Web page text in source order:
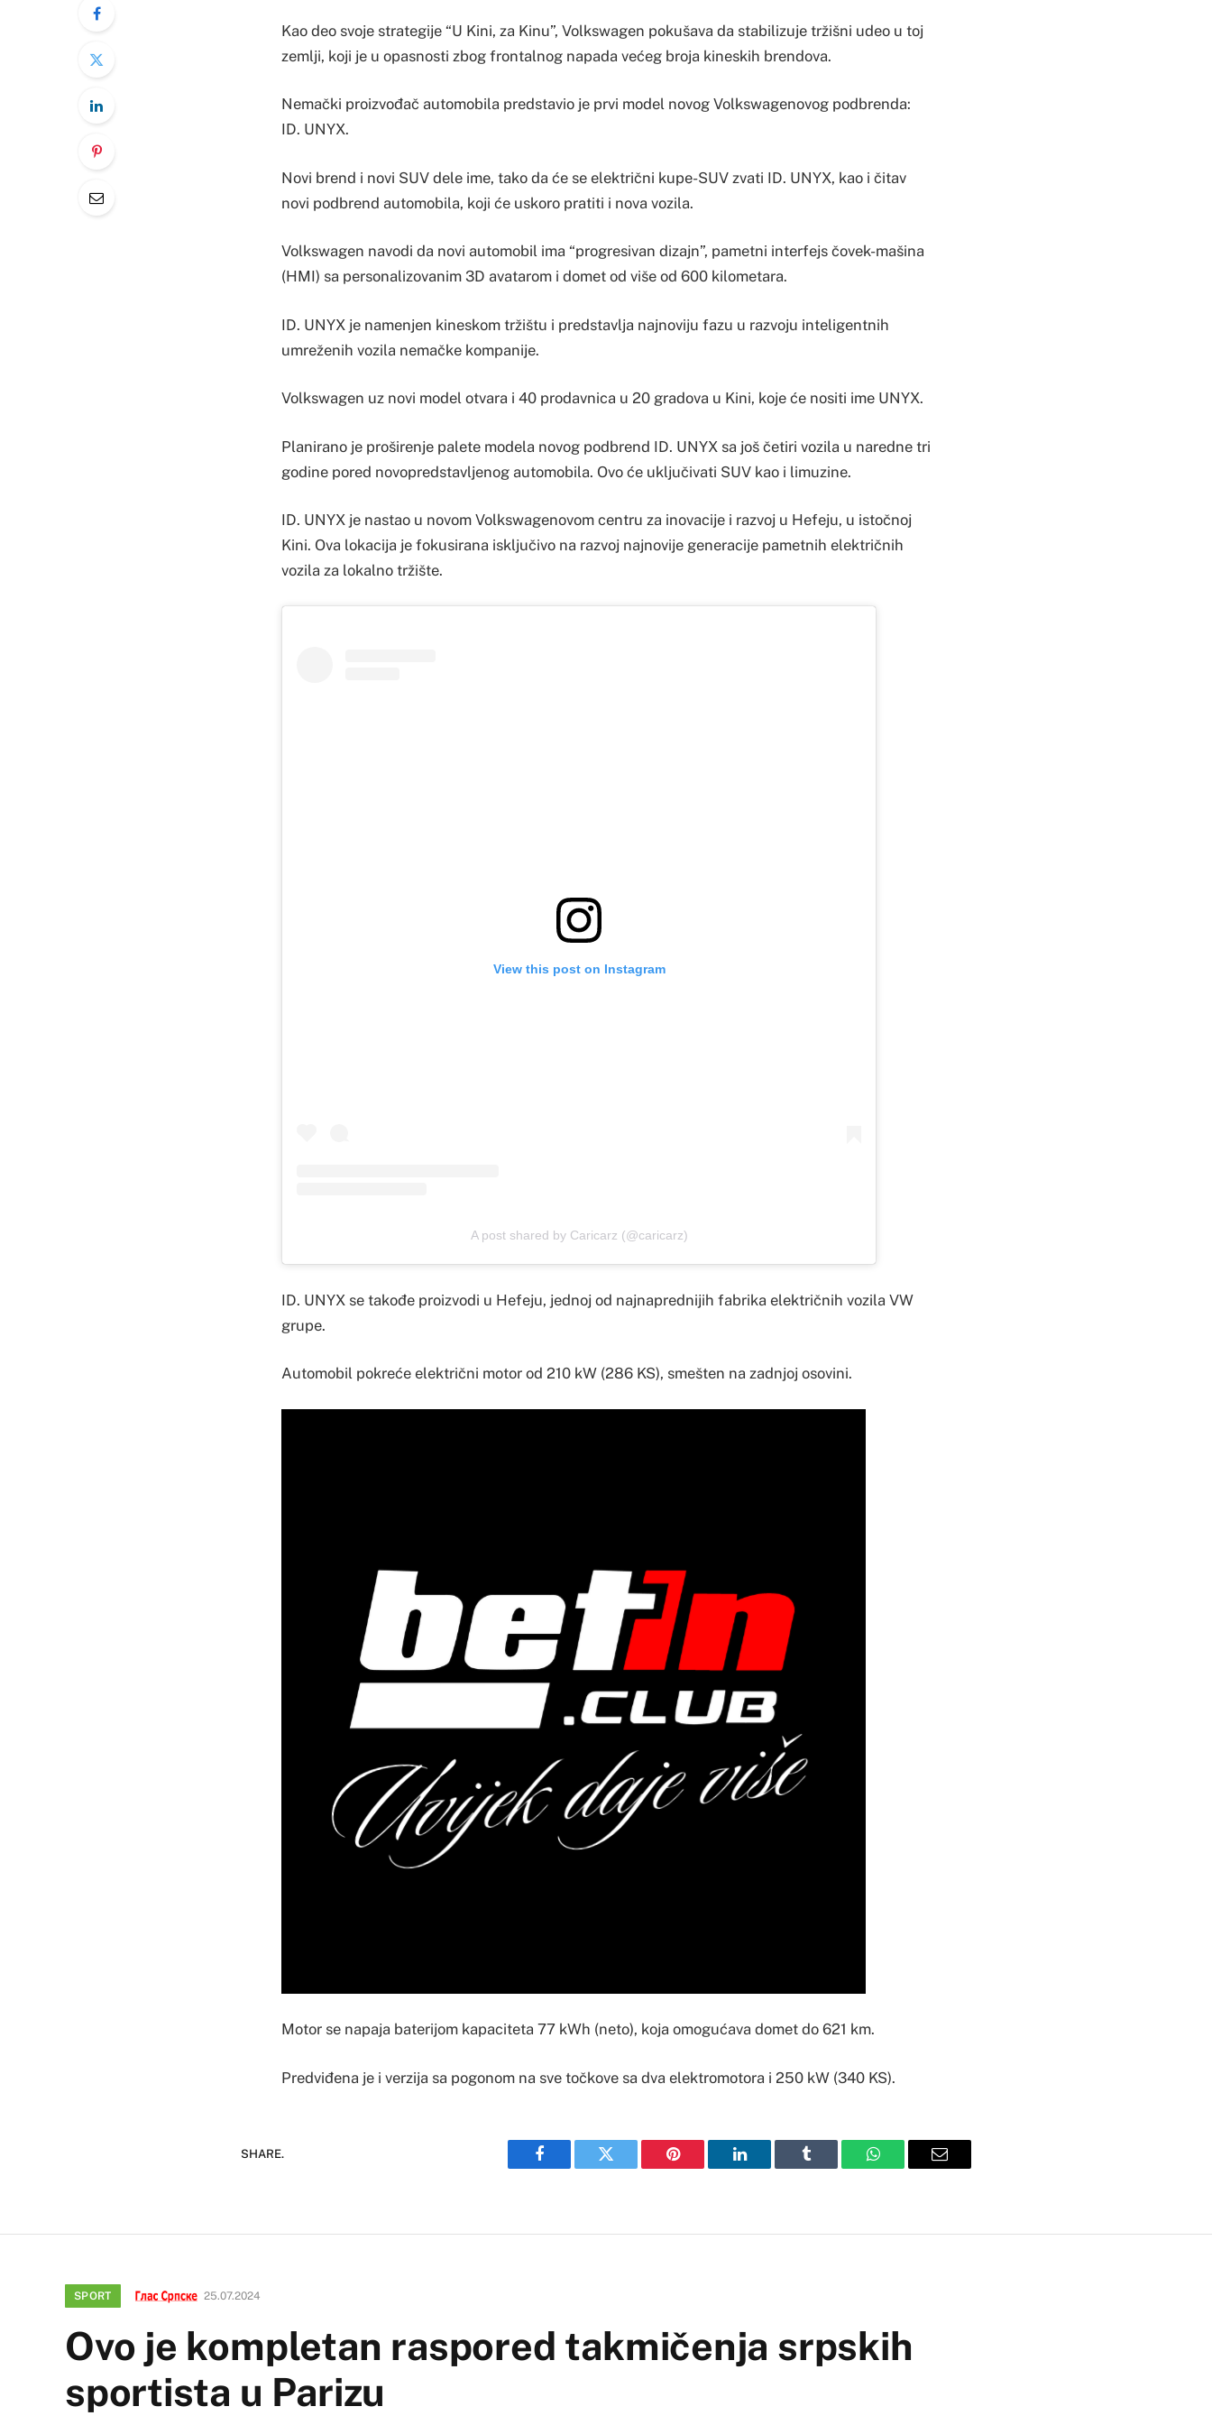
Kao deo svoje strategije “U Kini, za Kinu”, Volkswagen pokušava da stabilizuje tržišni udeo u toj
zemlji, koji je u opasnosti zbog frontalnog napada većeg broja kineskih brendova.
Nemački proizvođač automobila predstavio je prvi model novog Volkswagenovog podbrenda:
ID. UNYX.
Novi brend i novi SUV dele ime, tako da će se električni kupe-SUV zvati ID. UNYX, kao i čitav
novi podbrend automobila, koji će uskoro pratiti i nova vozila.
Volkswagen navodi da novi automobil ima “progresivan dizajn”, pametni interfejs čovek-mašina
(HMI) sa personalizovanim 3D avatarom i domet od više od 600 kilometara.
ID. UNYX je namenjen kineskom tržištu i predstavlja najnoviju fazu u razvoju inteligentnih
umreženih vozila nemačke kompanije.
Volkswagen uz novi model otvara i 40 prodavnica u 20 gradova u Kini, koje će nositi ime UNYX.
Planirano je proširenje palete modela novog podbrend ID. UNYX sa još četiri vozila u naredne tri
godine pored novopredstavljenog automobila. Ovo će uključivati SUV kao i limuzine.
ID. UNYX je nastao u novom Volkswagenovom centru za inovacije i razvoj u Hefeju, u istočnoj
Kini. Ova lokacija je fokusirana isključivo na razvoj najnovije generacije pametnih električnih
vozila za lokalno tržište.
View this post on Instagram
A post shared by Caricarz (@caricarz)
ID. UNYX se takođe proizvodi u Hefeju, jednoj od najnaprednijih fabrika električnih vozila VW
grupe.
Automobil pokreće električni motor od 210 kW (286 KS), smešten na zadnjoj osovini.
Motor se napaja baterijom kapaciteta 77 kWh (neto), koja omogućava domet do 621 km.
Predviđena je i verzija sa pogonom na sve točkove sa dva elektromotora i 250 kW (340 KS).
SHARE.
Facebook Twitter Pinterest LinkedIn Tumblr WhatsAppEmail
SPORT 25.07.2024
Ovo je kompletan raspored takmičenja srpskih
sportista u Parizu